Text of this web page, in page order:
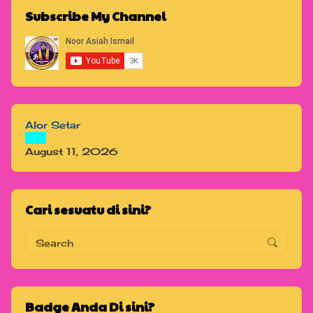
Subscribe My Channel
Alor Setar
August 11, 2026
Cari sesuatu di sini?
Badge Anda Di sini?